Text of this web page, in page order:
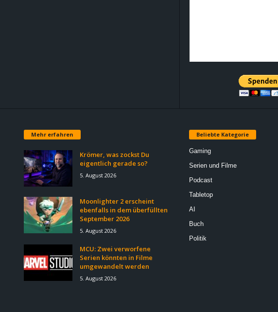
Mehr erfahren
Krömer, was zockst Du
eigentlich gerade so?
5. August 2026
Moonlighter 2 erscheint
ebenfalls in dem überfüllten
September 2026
5. August 2026
MCU: Zwei verworfene
Serien könnten in Filme
umgewandelt werden
5. August 2026
Beliebte Kategorie
Gaming
Serien und Filme
Podcast
Tabletop
AI
Buch
Politik